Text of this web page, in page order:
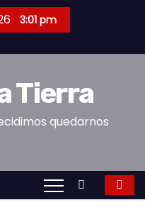
3:01 pm
Tierra
quedarnos